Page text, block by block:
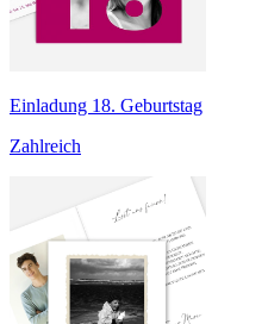
Einladung 18. Geburtstag
Zahlreich